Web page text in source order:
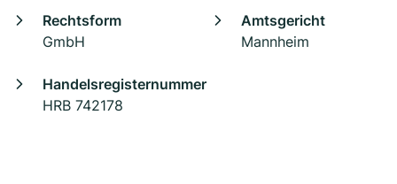
Rechtsform
GmbH
Amtsgericht
Mannheim
Handelsregisternummer
HRB 742178